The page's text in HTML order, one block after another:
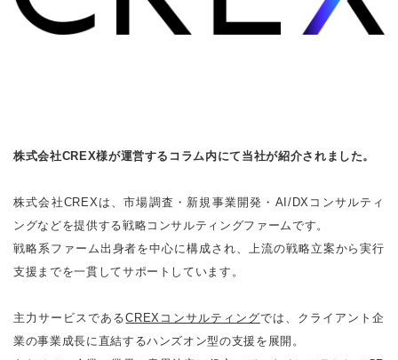
株式会社CREX様が運営するコラム内にて当社が紹介されました。
株式会社CREXは、市場調査・新規事業開発・AI/DXコンサルティ
ングなどを提供する戦略コンサルティングファームです。
戦略系ファーム出身者を中心に構成され、上流の戦略立案から実行
支援までを一貫してサポートしています。
主力サービスであるCREXコンサルティングでは、クライアント企
業の事業成長に直結するハンズオン型の支援を展開。